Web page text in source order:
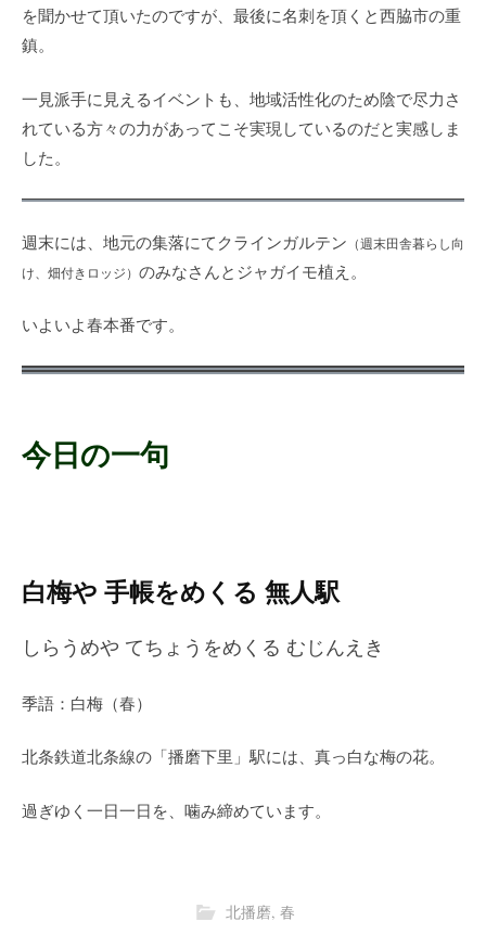
を聞かせて頂いたのですが、最後に名刺を頂くと西脇市の重
鎮。
一見派手に見えるイベントも、地域活性化のため陰で尽力さ
れている方々の力があってこそ実現しているのだと実感しま
した。
週末には、地元の集落にてクラインガルテン （週末田舎暮らし向
け、畑付きロッジ） のみなさんとジャガイモ植え。
いよいよ春本番です。
今日の一句
白梅や 手帳をめくる 無人駅
しらうめや てちょうをめくる むじんえき
季語：白梅（春）
北条鉄道北条線の「播磨下里」駅には、真っ白な梅の花。
過ぎゆく一日一日を、噛み締めています。
北播磨, 春